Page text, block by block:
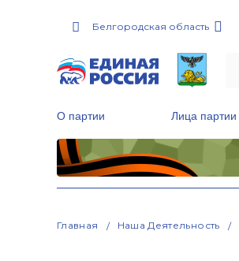
Белгородская область
О партии Лица партии
Главная Наша Деятельность